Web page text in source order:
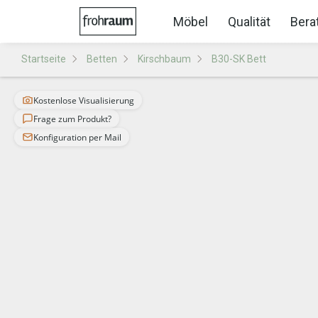
Möbel Qualität
Startseite Betten Kirschbaum B30-SK Bett
Kostenlose Visualisierung
Frage zum Produkt?
Konfiguration per Mail